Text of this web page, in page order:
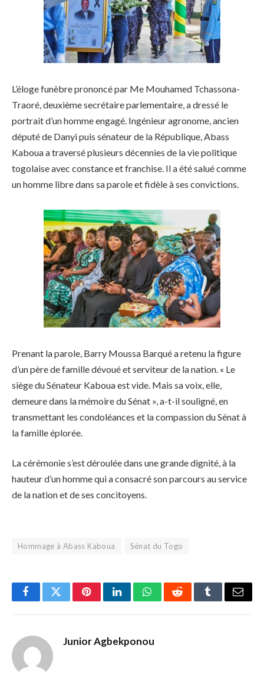
L’éloge funèbre prononcé par Me Mouhamed Tchassona-
Traoré, deuxième secrétaire parlementaire, a dressé le
portrait d’un homme engagé. Ingénieur agronome, ancien
député de Danyi puis sénateur de la République, Abass
Kaboua a traversé plusieurs décennies de la vie politique
togolaise avec constance et franchise. Il a été salué comme
un homme libre dans sa parole et fidèle à ses convictions.
Prenant la parole, Barry Moussa Barqué a retenu la figure
d’un père de famille dévoué et serviteur de la nation. « Le
siège du Sénateur Kaboua est vide. Mais sa voix, elle,
demeure dans la mémoire du Sénat », a-t-il souligné, en
transmettant les condoléances et la compassion du Sénat à
la famille éplorée.
La cérémonie s’est déroulée dans une grande dignité, à la
hauteur d’un homme qui a consacré son parcours au service
de la nation et de ses concitoyens.
Hommage à Abass Kaboua Sénat du Togo
FacebookTwitterPinterestLinkedInWhatsAppRedditTumblrEmail
Junior Agbekponou